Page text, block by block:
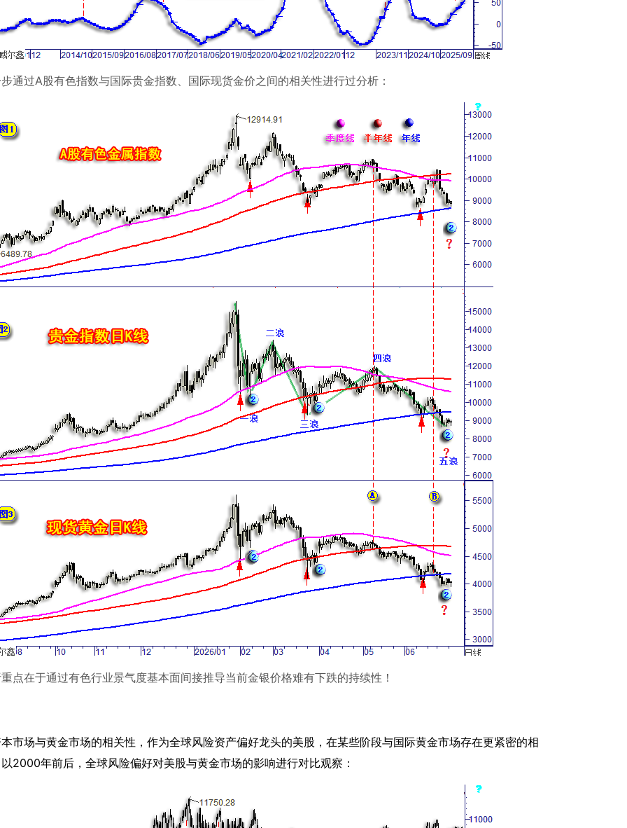
通过A股有色指数与国际贵金指数、国际现货金价之间的相关性进行过分析：
点在于通过有色行业景气度基本面间接推导当前金银价格难有下跌的持续性！
市场与黄金市场的相关性，作为全球风险资产偏好龙头的美股，在某些阶段与国际黄金市场存在更紧密的相
2000年前后，全球风险偏好对美股与黄金市场的影响进行对比观察：